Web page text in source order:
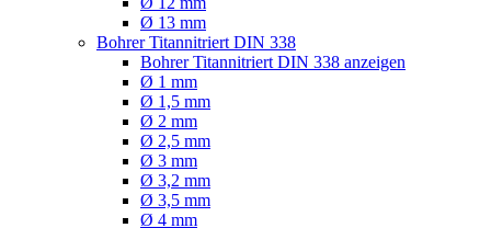
Ø 13 mm
Bohrer Titannitriert DIN 338
Bohrer Titannitriert DIN 338 anzeigen
Ø 1 mm
Ø 1,5 mm
Ø 2 mm
Ø 2,5 mm
Ø 3 mm
Ø 3,2 mm
Ø 3,5 mm
Ø 4 mm